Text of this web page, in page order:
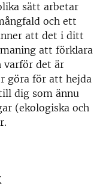
sätt arbetar
och ett
att det i ditt
att förklara
varför det är
göra för att hejda
dig som ännu
(ekologiska och